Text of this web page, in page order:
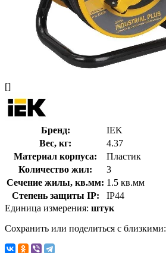
[]
Бренд:
IEK
Вес, кг:
4.37
Материал корпуса:
Пластик
Количество жил:
3
Сечение жилы, кв.мм: 1.5 кв.мм
Степень защиты IP:
IP44
Единица измерения: штук
Сохранить или поделиться с близкими: